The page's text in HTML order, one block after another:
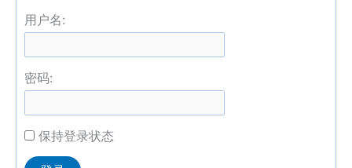
用户名:
密码:
保持登录状态
Alternative: